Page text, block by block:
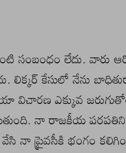
సంబంధం లేదు. వారు
లిక్కర్ కేసులో నేను
విచారణ ఎక్కువ
నా రాజకీయ
నా ప్రైవసీకి భంగం